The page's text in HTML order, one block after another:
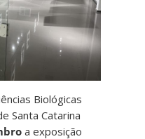
Biológicas
Santa Catarina
a exposição